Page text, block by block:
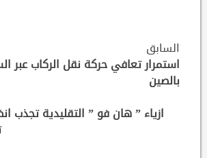
Continue
Reading
السابق
استمرار تعافي حركة نقل الركاب عبر
بالصين
ازياء ” هان فو ” التقليدية تجذب